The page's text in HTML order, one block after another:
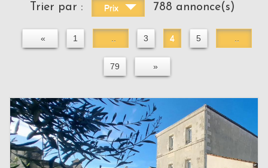
Trier par : Prix 788 annonce(s)
« 1 .. 3 4 5 ..
79 »